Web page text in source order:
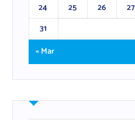
24
25 26 27
31
« Mar